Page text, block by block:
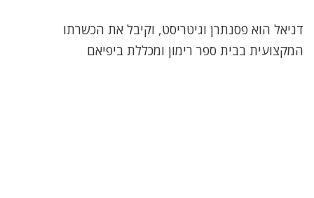
דניאל הוא פסנתרן וגיטריסט, וקיבל את הכשרתו
המקצועית בבית ספר רימון ומכללת ביפיאם